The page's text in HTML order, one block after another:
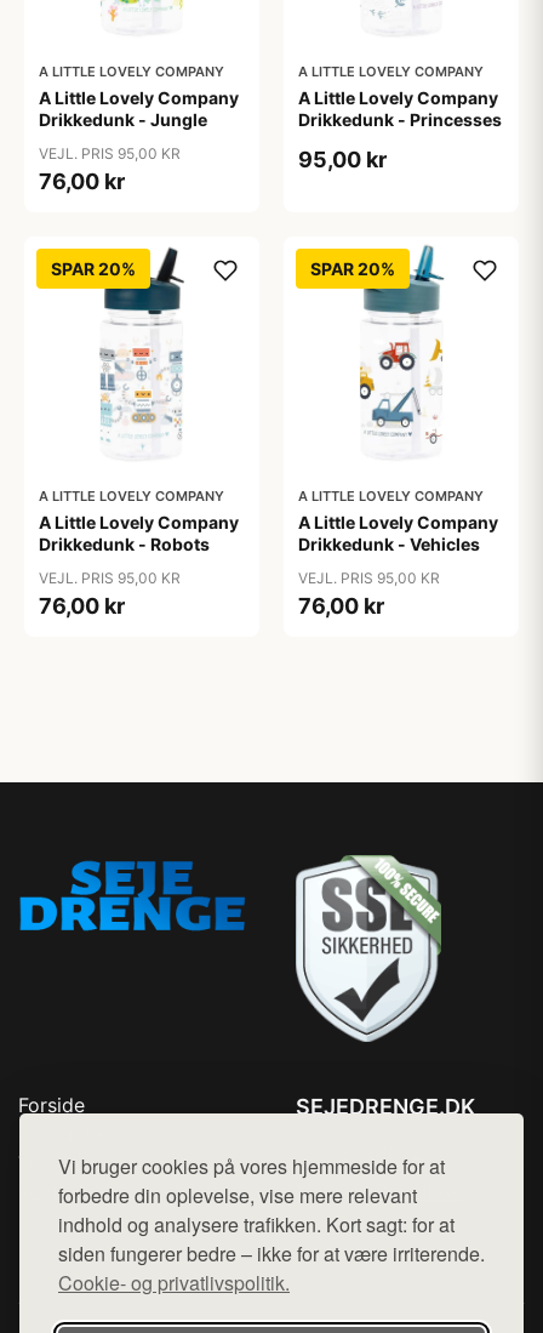
Vi bruger cookies på vores hjemmeside for at
forbedre din oplevelse, vise mere relevant
indhold og analysere trafikken. Kort sagt: for at
siden fungerer bedre – ikke for at være irriterende.
Cookie- og privatlivspolitik.
A LITTLE LOVELY COMPANY
A Little Lovely Company
Drikkedunk - Jungle
VEJL. PRIS 95,00 KR
76,00 kr
A LITTLE LOVELY COMPANY
A Little Lovely Company
Drikkedunk - Princesses
95,00 kr
SPAR 20%
A LITTLE LOVELY COMPANY
A Little Lovely Company
Drikkedunk - Robots
VEJL. PRIS 95,00 KR
76,00 kr
SPAR 20%
A LITTLE LOVELY COMPANY
A Little Lovely Company
Drikkedunk - Vehicles
VEJL. PRIS 95,00 KR
76,00 kr
Forside
Top Rabatter
Kontakt
SEJEDRENGE.DK
Mail: hej@want.dk
Cookie- og privatlivspolitik